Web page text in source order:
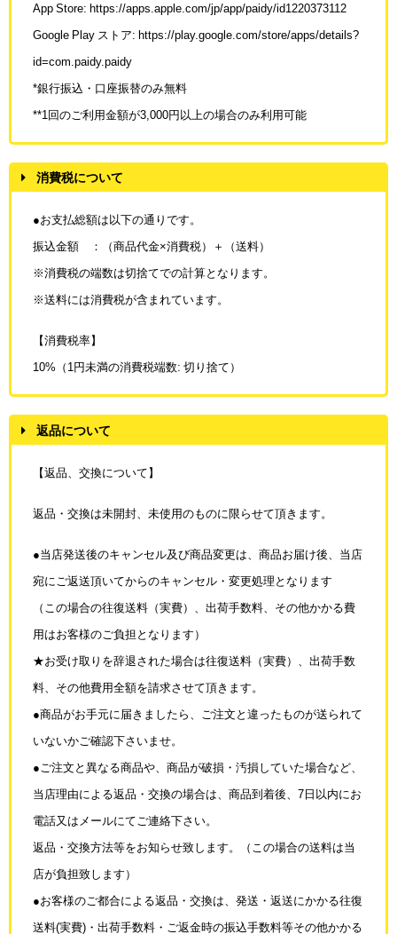
App Store: https://apps.apple.com/jp/app/paidy/id1220373112
Google Play ストア: https://play.google.com/store/apps/details?
id=com.paidy.paidy
*銀行振込・口座振替のみ無料
**1回のご利用金額が3,000円以上の場合のみ利用可能
消費税について
●お支払総額は以下の通りです。
振込金額 ：（商品代金×消費税）＋（送料）
※消費税の端数は切捨てでの計算となります。
※送料には消費税が含まれています。
【消費税率】
10%（1円未満の消費税端数: 切り捨て）
返品について
【返品、交換について】
返品・交換は未開封、未使用のものに限らせて頂きます。
●当店発送後のキャンセル及び商品変更は、商品お届け後、当店
宛にご返送頂いてからのキャンセル・変更処理となります
（この場合の往復送料（実費）、出荷手数料、その他かかる費
用はお客様のご負担となります）
★お受け取りを辞退された場合は往復送料（実費）、出荷手数
料、その他費用全額を請求させて頂きます。
●商品がお手元に届きましたら、ご注文と違ったものが送られて
いないかご確認下さいませ。
●ご注文と異なる商品や、商品が破損・汚損していた場合など、
当店理由による返品・交換の場合は、商品到着後、7日以内にお
電話又はメールにてご連絡下さい。
返品・交換方法等をお知らせ致します。（この場合の送料は当
店が負担致します）
●お客様のご都合による返品・交換は、発送・返送にかかる往復
送料(実費)・出荷手数料・ ご返金時の振込手数料等その他かかる